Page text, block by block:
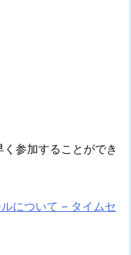
参加することができ
について – タイムセ